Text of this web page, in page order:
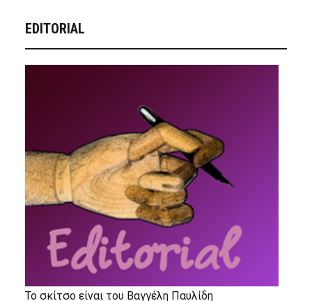
EDITORIAL
Το σκίτσο είναι του Βαγγέλη Παυλίδη